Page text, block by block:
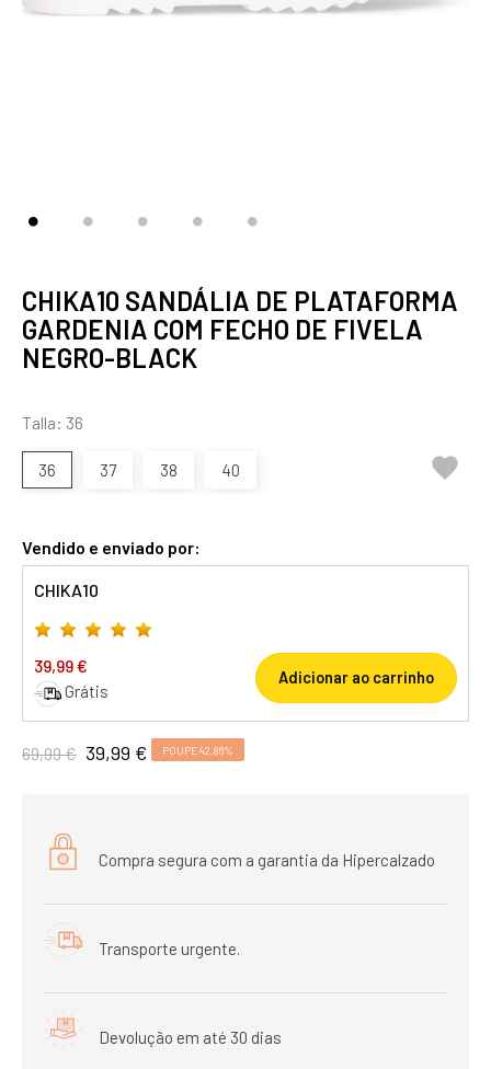
CHIKA10 SANDÁLIA DE PLATAFORMA
GARDENIA COM FECHO DE FIVELA
NEGRO-BLACK
Talla: 36
36 37 38 40 
Vendido e enviado por:
CHIKA10
39,99 €
Grátis
Adicionar ao carrinho
69,99 € 39,99 € POUPE 42,86%
Compra segura com a garantia da Hipercalzado
Transporte urgente.
Devolução em até 30 dias